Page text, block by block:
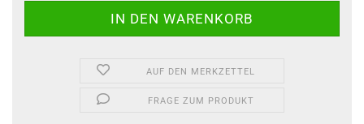
AUF DEN MERKZETTEL
FRAGE ZUM PRODUKT